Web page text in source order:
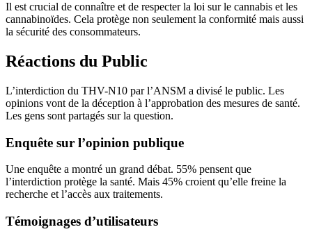
Il est crucial de connaître et de respecter la loi sur le cannabis et les
cannabinoïdes. Cela protège non seulement la conformité mais aussi
la sécurité des consommateurs.
Réactions du Public
L’interdiction du THV-N10 par l’ANSM a divisé le public. Les
opinions vont de la déception à l’approbation des mesures de santé.
Les gens sont partagés sur la question.
Enquête sur l’opinion publique
Une enquête a montré un grand débat. 55% pensent que
l’interdiction protège la santé. Mais 45% croient qu’elle freine la
recherche et l’accès aux traitements.
Témoignages d’utilisateurs